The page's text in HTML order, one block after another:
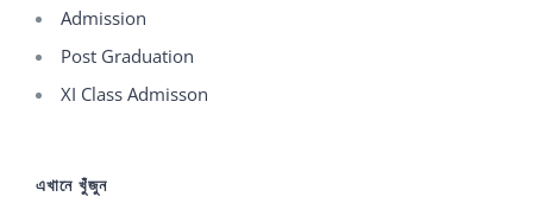
Admission
Post Graduation
XI Class Admisson
এখানে খুঁজুন